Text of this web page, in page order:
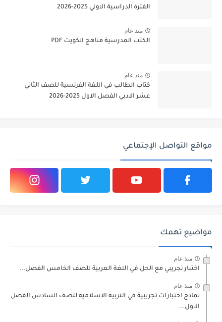
الفترة الدراسية الاولي 2025-2026
منذ عام
الكتب المدرسية مناهج الكويت PDF
منذ عام
كتاب الطالب في اللغة الفرنسية للصف الثاني
عشر الادبي الفصل الاول 2025-2026
مواقع التواصل الإجتماعي
مواضيع تهمك
منذ عام
اختبار تجريبي مع الحل في اللغة العربية للصف الخامس الفصل...
منذ عام
نماذج اختبارات تجريبية في التربية الاسلامية للصف السادس الفصل
الاول...